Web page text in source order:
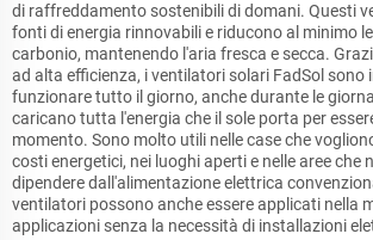
di raffreddamento sostenibili di domani. Questi
fonti di energia rinnovabili e riducono al minimo
carbonio, mantenendo l'aria fresca e secca.
ad alta efficienza, i ventilatori solari FadSol sono
funzionare tutto il giorno, anche durante le
caricano tutta l'energia che il sole porta per
momento. Sono molto utili nelle case che
costi energetici, nei luoghi aperti e nelle aree che
dipendere dall'alimentazione elettrica
ventilatori possono anche essere applicati nella
applicazioni senza la necessità di installazioni